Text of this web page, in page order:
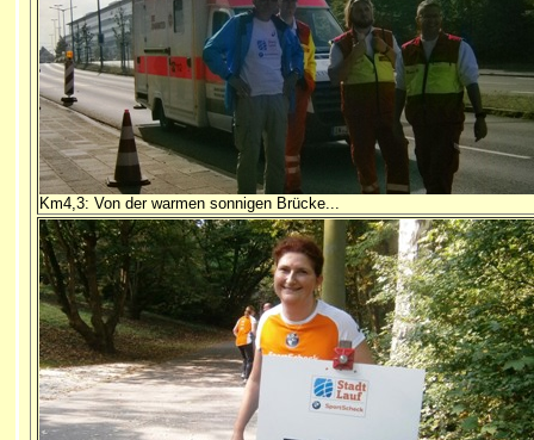
Km4,3: Von der warmen sonnigen Brücke...